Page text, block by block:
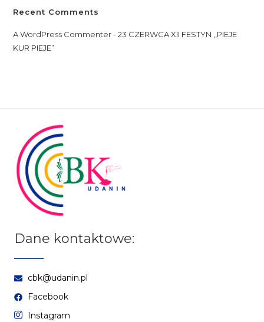
Recent Comments
A WordPress Commenter-23 CZERWCA XII FESTYN ,,PIEJE
KUR PIEJE”
Dane kontaktowe:
cbk@udanin.pl
Facebook
Instagram